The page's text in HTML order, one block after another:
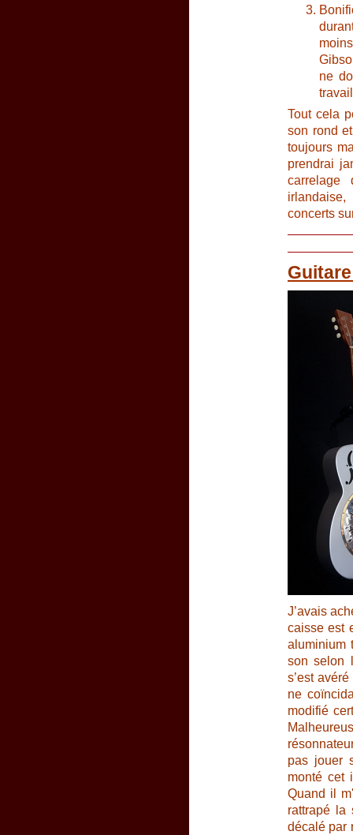
ne
Tout cela
son rond
toujours
prendrai
concerts
J’avais
caisse est
aluminium
son selon
s’est
ne
modifié
pas jouer
monté cet
Quand il
rattrapé la
décalé par